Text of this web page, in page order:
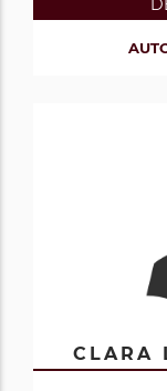
CLARA
LUZ